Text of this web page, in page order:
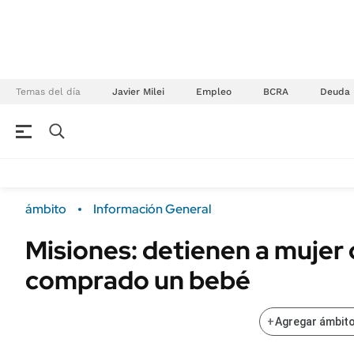
Temas del día Javier Milei Empleo BCRA Deuda
Campo
FINANZAS
Sustentabilidad
Seguros
POLÍTICA
ámbito Información General
Misiones: detienen a mujer
comprado un bebé
+Agregar